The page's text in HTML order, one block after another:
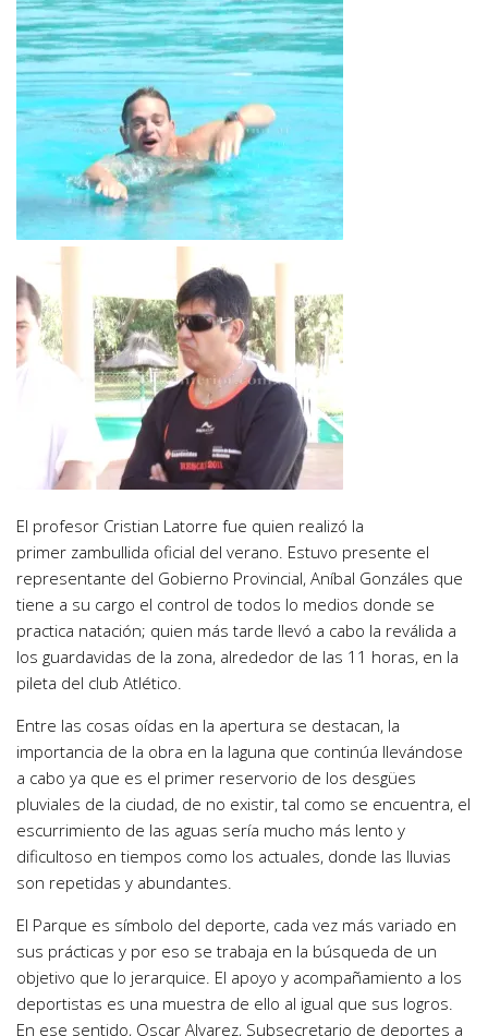
El profesor Cristian Latorre fue quien realizó la
primer zambullida oficial del verano. Estuvo presente el
representante del Gobierno Provincial, Aníbal Gonzáles que
tiene a su cargo el control de todos lo medios donde se
practica natación; quien más tarde llevó a cabo la reválida a
los guardavidas de la zona, alrededor de las 11 horas, en la
pileta del club Atlético.
Entre las cosas oídas en la apertura se destacan, la
importancia de la obra en la laguna que continúa llevándose
a cabo ya que es el primer reservorio de los desgües
pluviales de la ciudad, de no existir, tal como se encuentra, el
escurrimiento de las aguas sería mucho más lento y
dificultoso en tiempos como los actuales, donde las lluvias
son repetidas y abundantes.
El Parque es símbolo del deporte, cada vez más variado en
sus prácticas y por eso se trabaja en la búsqueda de un
objetivo que lo jerarquice. El apoyo y acompañamiento a los
deportistas es una muestra de ello al igual que sus logros.
En ese sentido, Oscar Alvarez, Subsecretario de deportes a